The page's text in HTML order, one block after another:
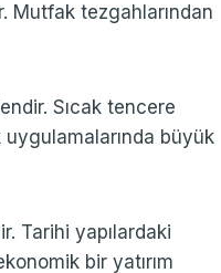
Mutfak tezgahlarından
Sıcak tencere
büyük
Tarihi yapılardaki
bir yatırım